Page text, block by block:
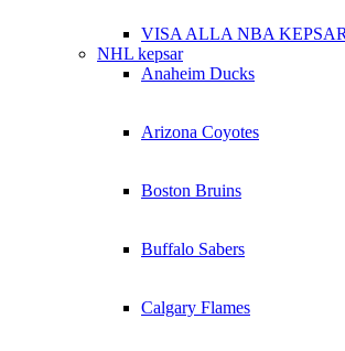
VISA ALLA NBA KEPSAR
NHL kepsar
Anaheim Ducks
Arizona Coyotes
Boston Bruins
Buffalo Sabers
Calgary Flames